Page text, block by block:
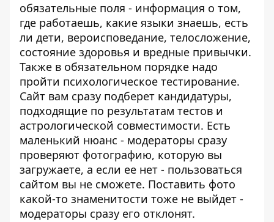
обязательные поля - информация о том,
где работаешь, какие языки знаешь, есть
ли дети, вероисповедание, телосложение,
состояние здоровья и вредные привычки.
Также в обязательном порядке надо
пройти психологическое тестирование.
Сайт вам сразу подберет кандидатуры,
подходящие по результатам тестов и
астрологической совместимости. Есть
маленький нюанс - модераторы сразу
проверяют фотографию, которую вы
загружаете, а если ее нет - пользоваться
сайтом вы не сможете. Поставить фото
какой-то знаменитости тоже не выйдет -
модераторы сразу его отклонят.